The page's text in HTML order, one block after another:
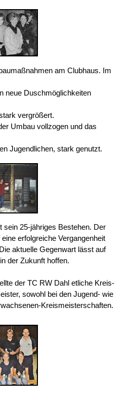
am Clubhaus. Im
neue Duschmöglichkeiten
vergrößert.
Umbau vollzogen und das
Jugendlichen, stark genutzt.
sein 25-jähriges Bestehen. Der
erfolgreiche Vergangenheit
aktuelle Gegenwart lässt auf
der Zukunft hoffen.
der TC RW Dahl etliche Kreis-
sowohl bei den Jugend- wie
Kreismeisterschaften.